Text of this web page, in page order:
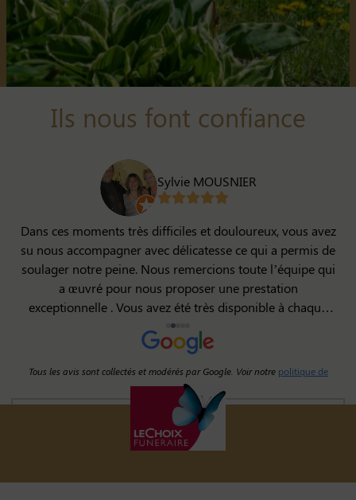
Ils nous font confiance
Sylvie MOUSNIER
Dans ces moments très difficiles et douloureux, vous avez
su nous accompagner avec délicatesse ce qui a permis de
soulager notre peine. Nous remercions toute l’équipe qui
a œuvré pour nous proposer une prestation
exceptionnelle . Vous avez été très disponible à chaque
instant . Merci pour ce professionnalisme
Tous les avis sont collectés et modérés par Google. Voir notre politique de
publication d’avis
Voir tous les avis sur Google